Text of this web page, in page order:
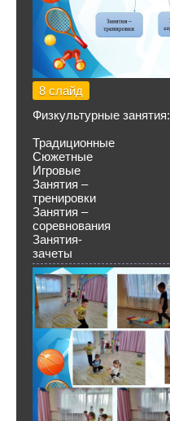
8 слайд
Физкультурные занятия:
Традиционные
Сюжетные
Игровые
Занятия –
тренировки
Занятия –
соревнования
Занятия-
зачеты